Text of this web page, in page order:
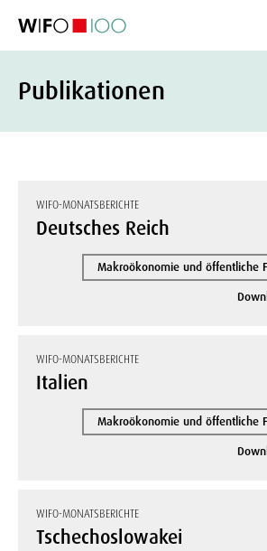
Publikationen
WIFO-MONATSBERICHTE
Deutsches Reich
Makroökonomie und öffentliche
WIFO-MONATSBERICHTE
Italien
Makroökonomie und öffentliche
WIFO-MONATSBERICHTE
Tschechoslowakei